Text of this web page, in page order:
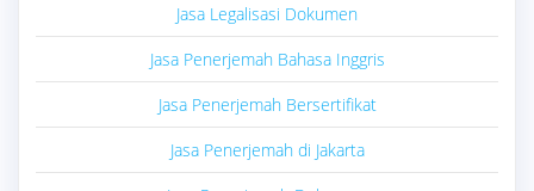
Jasa Legalisasi Dokumen
Jasa Penerjemah Bahasa Inggris
Jasa Penerjemah Bersertifikat
Jasa Penerjemah di Jakarta